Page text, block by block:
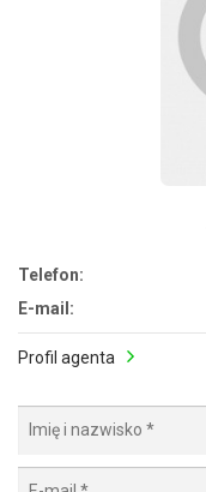
Telefon:
E-mail:
Profil agenta